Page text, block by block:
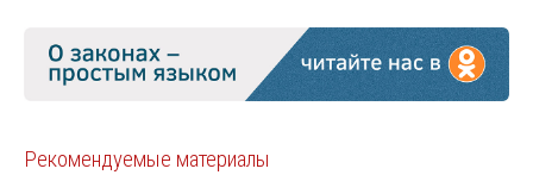
Рекомендуемые материалы